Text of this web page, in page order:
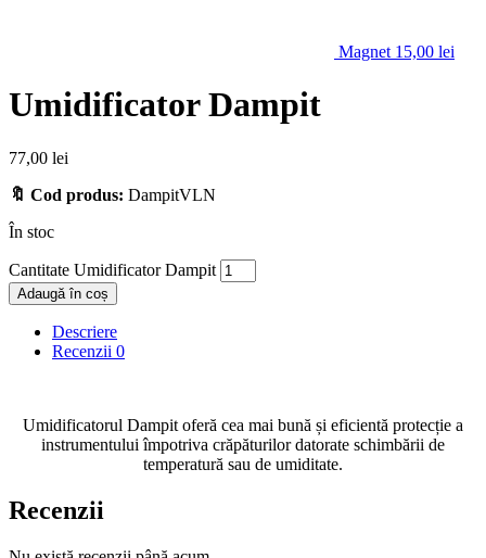
Magnet 15,00 lei
Umidificator Dampit
77,00 lei
🔖 Cod produs: DampitVLN
În stoc
Cantitate Umidificator Dampit
Adaugă în coș
Descriere
Recenzii 0
Umidificatorul Dampit oferă cea mai bună și eficientă protecție a
instrumentului împotriva crăpăturilor datorate schimbării de
temperatură sau de umiditate.
Recenzii